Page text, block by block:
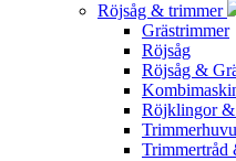
Röjsåg & trimmer
Grästrimmer
Röjsåg
Röjsåg &
Röjklingor
Trimmertråd